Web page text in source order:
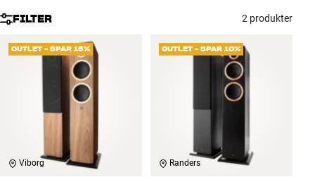
MÆRKER
NYHEDER
TILBUD
Log ind
FILTER 2 produkter
OUTLET - SPAR 15%
Viborg
OUTLET - SPAR 10%
Randers